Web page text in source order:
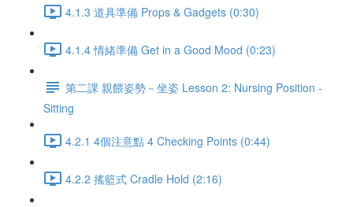
4.1.3 道具準備 Props & Gadgets (0:30)
4.1.4 情緒準備 Get in a Good Mood (0:23)
第二課 親餵姿勢－坐姿 Lesson 2: Nursing Position -
Sitting
4.2.1 4個注意點 4 Checking Points (0:44)
4.2.2 搖籃式 Cradle Hold (2:16)